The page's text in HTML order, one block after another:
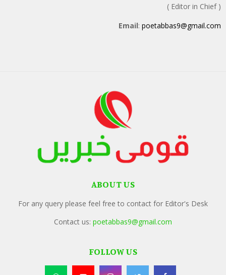
( Editor in Chief )
Email: poetabbas9@gmail.com
ABOUT US
For any query please feel free to contact for Editor's Desk
Contact us: poetabbas9@gmail.com
FOLLOW US